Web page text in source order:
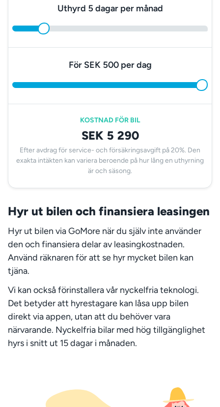
Uthyrd 5 dagar per månad
För SEK 500 per dag
KOSTNAD FÖR BIL
SEK 5 290
Efter avdrag för service- och försäkringsavgift på 20%. Den
exakta intäkten kan variera beroende på hur lång en uthyrning
är och säsong.
Hyr ut bilen och finansiera leasingen
Hyr ut bilen via GoMore när du själv inte använder
den och finansiera delar av leasingkostnaden.
Använd räknaren för att se hyr mycket bilen kan
tjäna.
Vi kan också förinstallera vår nyckelfria teknologi.
Det betyder att hyrestagare kan låsa upp bilen
direkt via appen, utan att du behöver vara
närvarande. Nyckelfria bilar med hög tillgänglighet
hyrs i snitt ut 15 dagar i månaden.